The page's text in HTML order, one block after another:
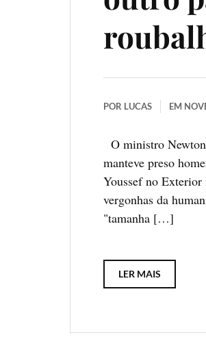
POR LUCAS EM
O ministro
manteve preso
Youssef no Exterior
vergonhas da
"tamanha […]
LER MAIS